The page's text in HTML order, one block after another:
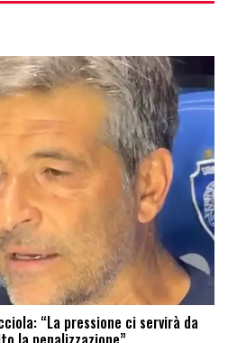
“La pressione ci servirà da